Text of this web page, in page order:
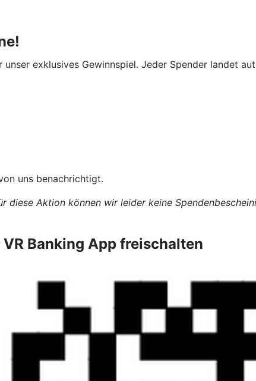
exklusives Gewinnspiel. Jeder Spender landet
uns benachrichtigt.
diese Aktion können wir leider keine
Banking App freischalten